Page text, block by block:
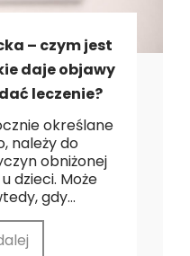
– czym jest
daje objawy
leczenie?
określane
należy do
obniżonej
dzieci. Może
gdy...